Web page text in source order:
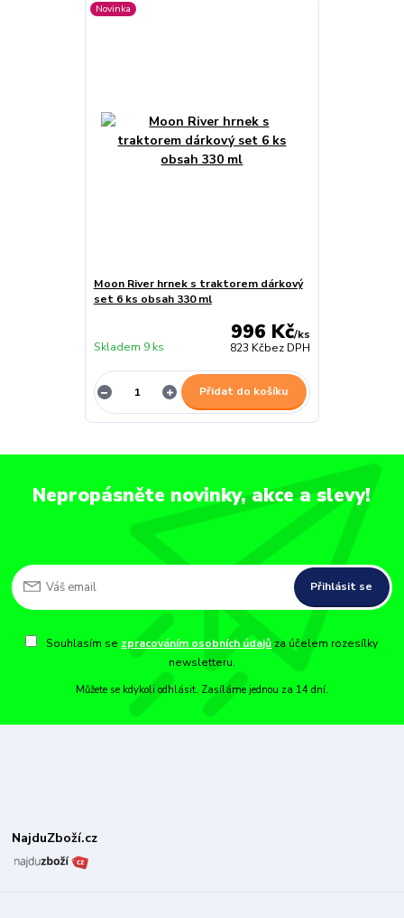
Novinka
Moon River hrnek s traktorem dárkový
set 6 ks obsah 330 ml
996 Kč/ks
823 Kčbez DPH
Skladem 9 ks
Přidat do košíku
Nepropásněte novinky, akce a slevy!
Přihlásit se
Souhlasím se zpracováním osobních údajů za účelem rozesílky
newsletteru.
Můžete se kdykoli odhlásit. Zasíláme jednou za 14 dní.
NajduZboží.cz